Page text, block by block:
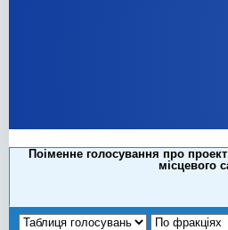
Поіменне голосування про
місцевого